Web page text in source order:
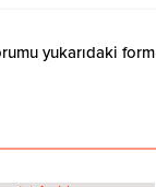
yukarıdaki